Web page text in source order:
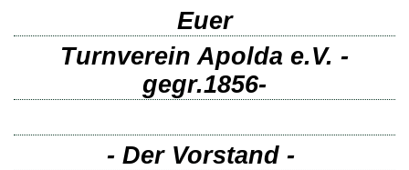
Euer
Turnverein Apolda e.V. -
gegr.1856-
- Der Vorstand -